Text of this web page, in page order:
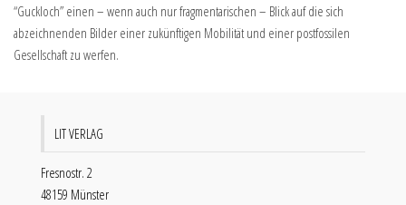
“Guckloch” einen – wenn auch nur fragmentarischen – Blick auf die sich
abzeichnenden Bilder einer zukünftigen Mobilität und einer postfossilen
Gesellschaft zu werfen.
LIT VERLAG
Fresnostr. 2
48159 Münster